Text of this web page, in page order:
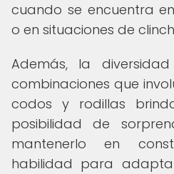
cuando se encuentra
o en situaciones de
Además, la
combinaciones que
codos y rodillas
posibilidad de
mantenerlo en
habilidad para